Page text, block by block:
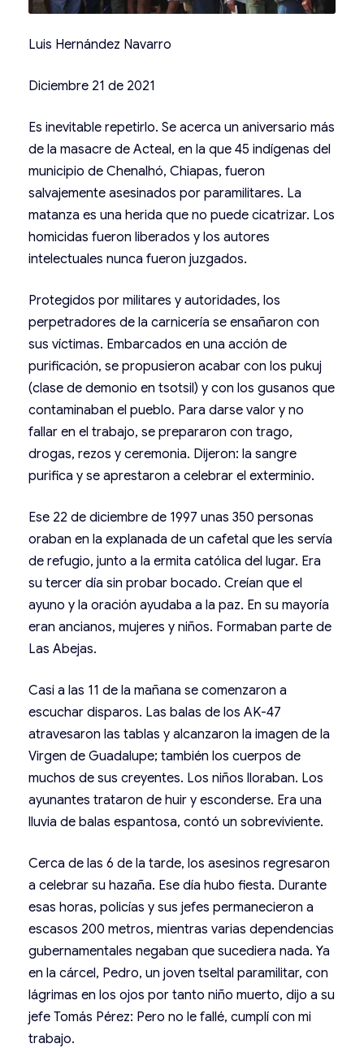
Luis Hernández Navarro
Diciembre 21 de 2021
Es inevitable repetirlo. Se acerca un aniversario más
de la masacre de Acteal, en la que 45 indígenas del
municipio de Chenalhó, Chiapas, fueron
salvajemente asesinados por paramilitares. La
matanza es una herida que no puede cicatrizar. Los
homicidas fueron liberados y los autores
intelectuales nunca fueron juzgados.
Protegidos por militares y autoridades, los
perpetradores de la carnicería se ensañaron con
sus víctimas. Embarcados en una acción de
purificación, se propusieron acabar con los pukuj
(clase de demonio en tsotsil) y con los gusanos que
contaminaban el pueblo. Para darse valor y no
fallar en el trabajo, se prepararon con trago,
drogas, rezos y ceremonia. Dijeron: la sangre
purifica y se aprestaron a celebrar el exterminio.
Ese 22 de diciembre de 1997 unas 350 personas
oraban en la explanada de un cafetal que les servía
de refugio, junto a la ermita católica del lugar. Era
su tercer día sin probar bocado. Creían que el
ayuno y la oración ayudaba a la paz. En su mayoría
eran ancianos, mujeres y niños. Formaban parte de
Las Abejas.
Casi a las 11 de la mañana se comenzaron a
escuchar disparos. Las balas de los AK-47
atravesaron las tablas y alcanzaron la imagen de la
Virgen de Guadalupe; también los cuerpos de
muchos de sus creyentes. Los niños lloraban. Los
ayunantes trataron de huir y esconderse. Era una
lluvia de balas espantosa, contó un sobreviviente.
Cerca de las 6 de la tarde, los asesinos regresaron
a celebrar su hazaña. Ese día hubo fiesta. Durante
esas horas, policías y sus jefes permanecieron a
escasos 200 metros, mientras varias dependencias
gubernamentales negaban que sucediera nada. Ya
en la cárcel, Pedro, un joven tseltal paramilitar, con
lágrimas en los ojos por tanto niño muerto, dijo a su
jefe Tomás Pérez: Pero no le fallé, cumplí con mi
trabajo.